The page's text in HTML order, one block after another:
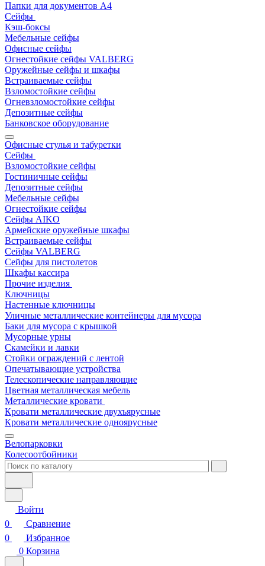
Папки для документов A4
Сейфы
Кэш-боксы
Мебельные сейфы
Офисные сейфы
Огнестойкие сейфы VALBERG
Оружейные сейфы и шкафы
Встраиваемые сейфы
Взломостойкие сейфы
Огневзломостойкие сейфы
Депозитные сейфы
Банковское оборудование
Офисные стулья и табуретки
Сейфы
Взломостойкие сейфы
Гостиничные сейфы
Депозитные сейфы
Мебельные сейфы
Огнестойкие сейфы
Сейфы AIKO
Армейские оружейные шкафы
Встраиваемые сейфы
Сейфы VALBERG
Сейфы для пистолетов
Шкафы кассира
Прочие изделия
Ключницы
Настенные ключницы
Уличные металлические контейнеры для мусора
Баки для мусора с крышкой
Мусорные урны
Скамейки и лавки
Стойки ограждений с лентой
Опечатывающие устройства
Телескопические направляющие
Цветная металлическая мебель
Металлические кровати
Кровати металлические двухъярусные
Кровати металлические одноярусные
Велопарковки
Колесоотбойники
Войти
0
Сравнение
0
Избранное
0 Корзина